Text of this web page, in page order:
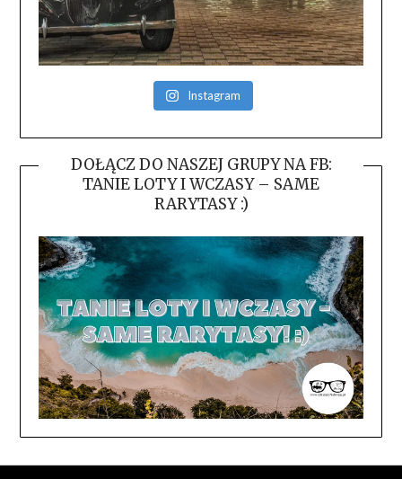
Instagram
DOŁĄCZ DO NASZEJ GRUPY NA FB:
TANIE LOTY I WCZASY – SAME
RARYTASY :)